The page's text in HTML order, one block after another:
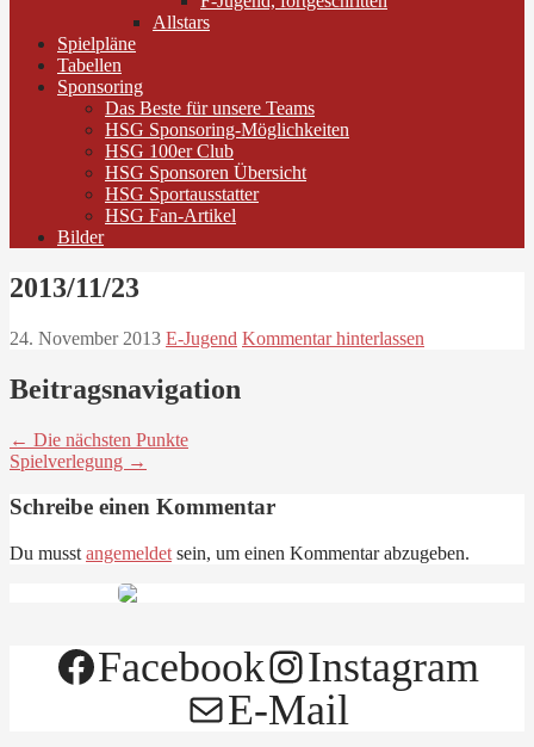
Allstars
Spielpläne
Tabellen
Sponsoring
Das Beste für unsere Teams
HSG Sponsoring-Möglichkeiten
HSG 100er Club
HSG Sponsoren Übersicht
HSG Sportausstatter
HSG Fan-Artikel
Bilder
2013/11/23
24. November 2013 E-Jugend Kommentar hinterlassen
Beitragsnavigation
← Die nächsten Punkte
Spielverlegung →
Schreibe einen Kommentar
Du musst angemeldet sein, um einen Kommentar abzugeben.
Facebook
Instagram
E-Mail